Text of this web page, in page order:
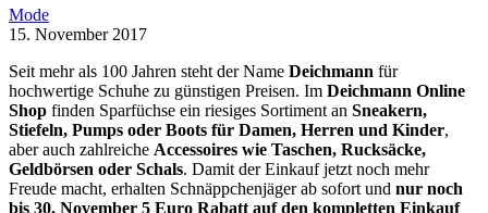
Mode
15. November 2017
Seit mehr als 100 Jahren steht der Name Deichmann für
hochwertige Schuhe zu günstigen Preisen. Im Deichmann Online
Shop finden Sparfüchse ein riesiges Sortiment an Sneakern,
Stiefeln, Pumps oder Boots für Damen, Herren und Kinder,
aber auch zahlreiche Accessoires wie Taschen, Rucksäcke,
Geldbörsen oder Schals. Damit der Einkauf jetzt noch mehr
Freude macht, erhalten Schnäppchenjäger ab sofort und nur noch
bis 30. November 5 Euro Rabatt auf den kompletten Einkauf